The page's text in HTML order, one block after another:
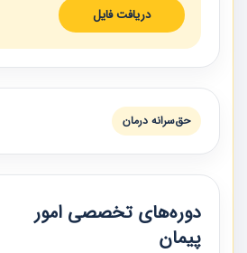
دریافت فایل
حق‌سرانه درمان
دوره‌های تخصصی امور
پیمان